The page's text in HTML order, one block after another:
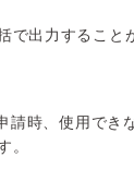
で出力すること
時、使用でき
。